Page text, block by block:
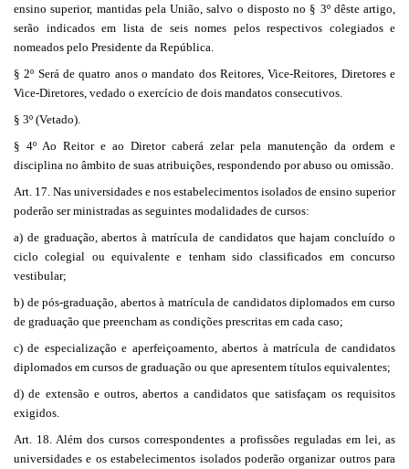
ensino superior, mantidas pela União, salvo o disposto no § 3º dêste artigo,
serão indicados em lista de seis nomes pelos respectivos colegiados e
nomeados pelo Presidente da República.
§ 2º Será de quatro anos o mandato dos Reitores, Vice-Reitores, Diretores e
Vice-Diretores, vedado o exercício de dois mandatos consecutivos.
§ 3º (Vetado).
§ 4º Ao Reitor e ao Diretor caberá zelar pela manutenção da ordem e
disciplina no âmbito de suas atribuições, respondendo por abuso ou omissão.
Art. 17. Nas universidades e nos estabelecimentos isolados de ensino superior
poderão ser ministradas as seguintes modalidades de cursos:
a) de graduação, abertos à matrícula de candidatos que hajam concluído o
ciclo colegial ou equivalente e tenham sido classificados em concurso
vestibular;
b) de pós-graduação, abertos à matrícula de candidatos diplomados em curso
de graduação que preencham as condições prescritas em cada caso;
c) de especialização e aperfeiçoamento, abertos à matrícula de candidatos
diplomados em cursos de graduação ou que apresentem títulos equivalentes;
d) de extensão e outros, abertos a candidatos que satisfaçam os requisitos
exigidos.
Art. 18. Além dos cursos correspondentes a profissões reguladas em lei, as
universidades e os estabelecimentos isolados poderão organizar outros para